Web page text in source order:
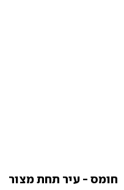
חומס - עיר תחת מצור